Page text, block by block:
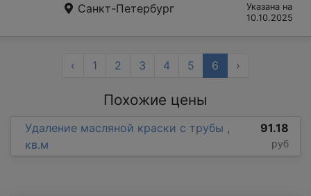
Санкт-Петербург
Указана на
10.10.2025
‹ 1 2 3 4 5 6 ›
Похожие цены
Удаление масляной краски с трубы ,
кв.м
91.18
руб